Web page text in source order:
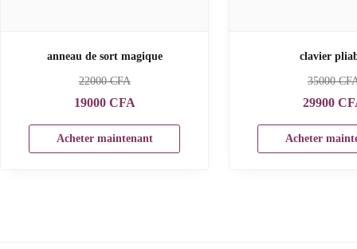
anneau de sort magique
22000CFA
19000CFA
Acheter maintenant
clavier
35000
29900
Acheter